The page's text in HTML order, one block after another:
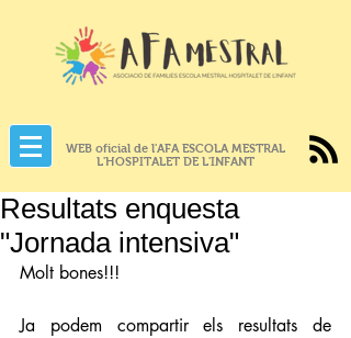
WEB oficial de l'AFA ESCOLA MESTRAL
L'HOSPITALET DE L'INFANT
Resultats enquesta
"Jornada intensiva"
Molt bones!!!
Ja podem compartir els resultats de